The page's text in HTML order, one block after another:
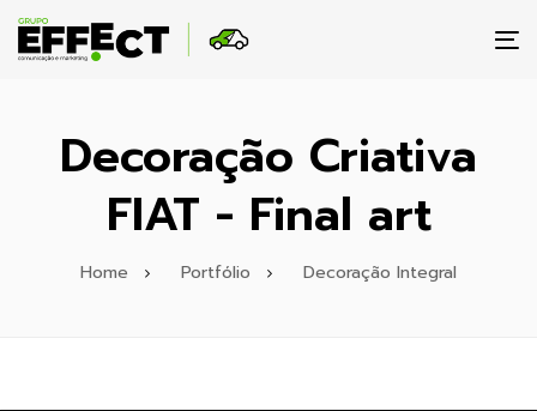
Decoração Criativa
FIAT - Final art
Home Portfólio Decoração Integral